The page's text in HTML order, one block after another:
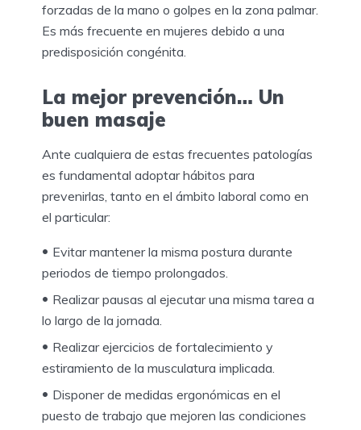
forzadas de la mano o golpes en la zona palmar.
Es más frecuente en mujeres debido a una
predisposición congénita.
La mejor prevención… Un
buen masaje
Ante cualquiera de estas frecuentes patologías
es fundamental adoptar hábitos para
prevenirlas, tanto en el ámbito laboral como en
el particular:
Evitar mantener la misma postura durante
periodos de tiempo prolongados.
Realizar pausas al ejecutar una misma tarea a
lo largo de la jornada.
Realizar ejercicios de fortalecimiento y
estiramiento de la musculatura implicada.
Disponer de medidas ergonómicas en el
puesto de trabajo que mejoren las condiciones